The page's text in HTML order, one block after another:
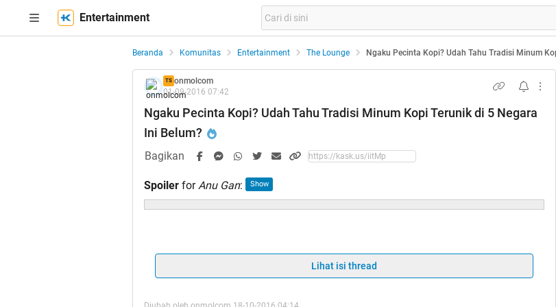
Entertainment
Beranda Komunitas Entertainment The Lounge Ngaku Pecinta Kopi? Udah Tahu Tradisi Minum
TS onmolcom
01-09-2016 07:42
Ngaku Pecinta Kopi? Udah Tahu Tradisi Minum Kopi Terunik di 5 Negara
Ini Belum?
Bagikan
Spoiler for Anu Gan:
Lihat isi thread